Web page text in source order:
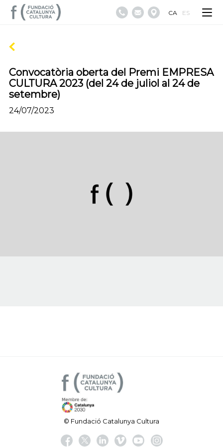
CA ES
Convocatòria oberta del Premi EMPRESA
CULTURA 2023 (del 24 de juliol al 24 de
setembre)
24/07/2023
© Fundació Catalunya Cultura